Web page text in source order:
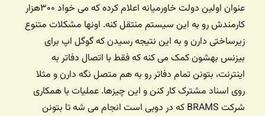
عنوان اولین دولت خاورمیانه اعلام کرده که می خواد ۳۰۰هزار
کارمندش رو به این سیستم منتقل کنه. اونها مشکلات متنوع
زیرساختی دارن و به این نتیجه رسیدن که گوگل اپ برای
بیزنس بهشون کمک می کنه که فقط با اتصال دفاتر به
اینترنت، بتونن تمام دفاتر رو به هم متصل نگه دارن و مثلا
روی اسناد مشترک کار کنن و این چیزها. عملیات با همکاری
شرکت BRAMS که در دوبی است انجام می شه تا بتونن